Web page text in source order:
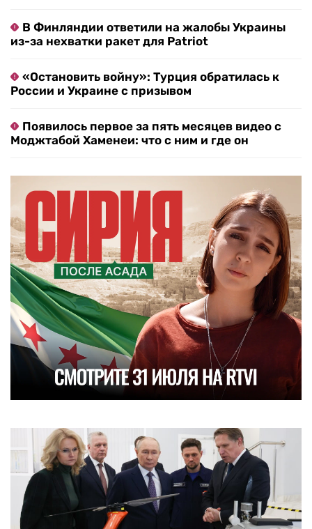
В Финляндии ответили на жалобы Украины
из-за нехватки ракет для Patriot
«Остановить войну»: Турция обратилась к
России и Украине с призывом
Появилось первое за пять месяцев видео с
Моджтабой Хаменеи: что с ним и где он